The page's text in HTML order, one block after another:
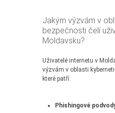
Jakým výzvám v
bezpečnosti čelí
Moldavsku?
Uživatelé internetu v
výzvám v oblasti
které patří:
Phishingové